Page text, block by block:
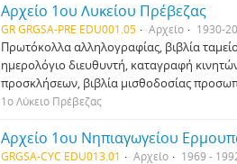
Αρχείο 1ου Λυκείου Πρέβεζας
GR GRGSA-PRE EDU001.05 Αρχείο 1930-
Πρωτόκολλα αλληλογραφίας, βιβλία
ημερολόγιο διευθυντή, καταγραφή
προσκλήσεων, βιβλία μισθοδοσίας
1ο Λύκειο Πρέβεζας
Αρχείο 1ου Νηπιαγωγείου
GRGSA-CYC EDU013.01 Αρχείο 1969 -